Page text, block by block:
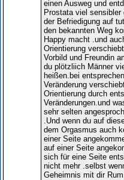
einen Ausweg und
Prostata viel sensibler
der Befriedigung auf
den bekannten Weg
Happy macht .und
Orientierung
Vorbild und Freundin
du plötzliich Männer
heißen.bei
Veränderung
Orientierung durch
Veränderungen.und
sehr selten
.Und wenn du auf
dem Orgasmus auch
einer Seite
auf einer Seite
sich für eine Seite
nicht mehr .selbst
Geheimnis mit dir Rum